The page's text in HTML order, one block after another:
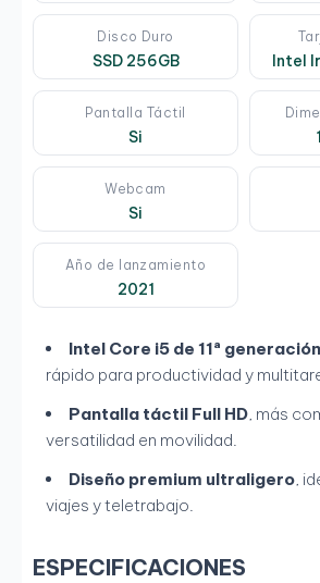
Disco Duro
SSD 256GB Intel
Pantalla Táctil
Si
Webcam
Si
Año de lanzamiento
2021
Intel Core i5 de 11ª generación
rápido para productividad y
Pantalla táctil Full HD, más
versatilidad en movilidad.
Diseño premium ultraligero,
viajes y teletrabajo.
ESPECIFICACIONES